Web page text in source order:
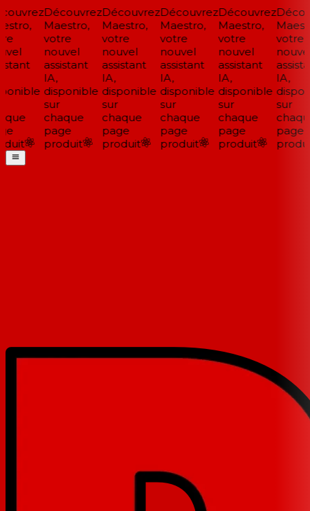
Découvrez
Maestro,
votre
nouvel
assistant
IA,
disponible
sur
chaque
page
produit
Découvrez
Maestro,
votre
nouvel
assistant
IA,
disponible
sur
chaque
page
produit
Découvrez
Maestro,
votre
nouvel
assistant
IA,
disponible
sur
chaque
page
produit
Découvrez
Maestro,
votre
nouvel
assistant
IA,
disponible
sur
chaque
page
produit
votre
nouvel
IA,
sur
page
produit